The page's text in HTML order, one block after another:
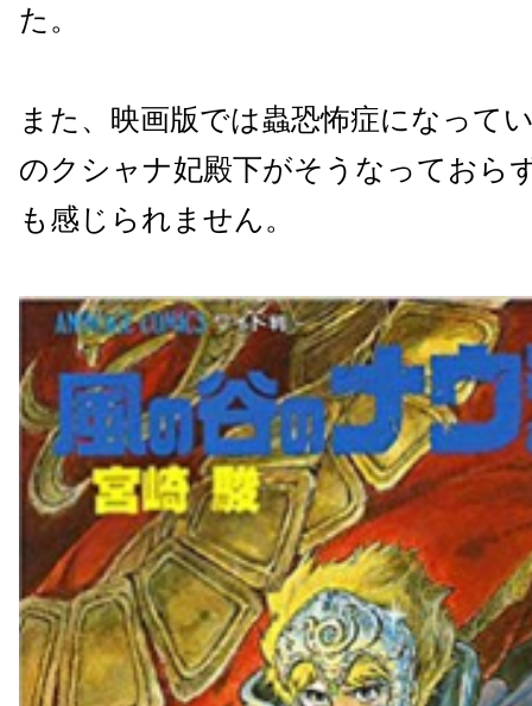
た。
また、映画版では蟲恐怖症になって
のクシャナ妃殿下がそうなっておら
も感じられません。